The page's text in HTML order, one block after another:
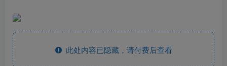
此处内容已隐藏，请付费后查看